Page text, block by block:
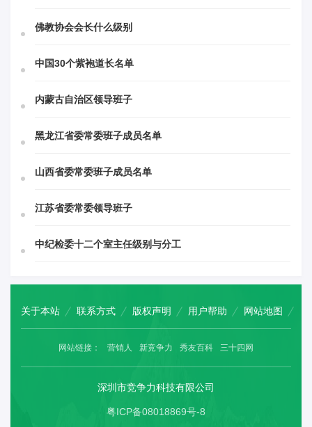
佛教协会会长什么级别
中国30个紫袍道长名单
内蒙古自治区领导班子
黑龙江省委常委班子成员名单
山西省委常委班子成员名单
江苏省委常委领导班子
中纪检委十二个室主任级别与分工
关于本站 联系方式 版权声明 用户帮助 网站地图
网站链接： 营销人 新竞争力 秀友百科 三十四网
深圳市竞争力科技有限公司
粤ICP备08018869号-8